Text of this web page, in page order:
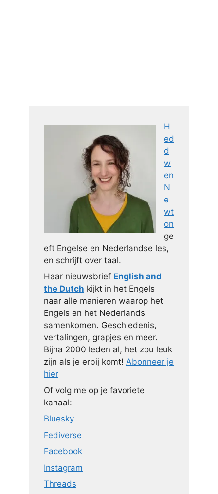
H
ed
d
w
en
N
e
wt
on
ge
eft Engelse en Nederlandse les,
en schrijft over taal.
Haar nieuwsbrief English and
the Dutch kijkt in het Engels
naar alle manieren waarop het
Engels en het Nederlands
samenkomen. Geschiedenis,
vertalingen, grapjes en meer.
Bijna 2000 leden al, het zou leuk
zijn als je erbij komt! Abonneer je
hier
Of volg me op je favoriete
kanaal:
Bluesky
Fediverse
Facebook
Instagram
Threads